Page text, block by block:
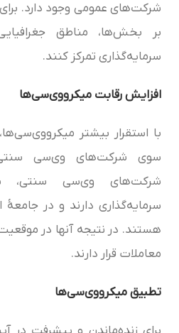
شرکت‌های عمومی وجود دارد.
بر بخش‌ها، مناطق
سرمایه‌گذاری تمرکز کنند.
افزایش رقابت میکرو‌وی‌سی‌ها
با استقرار بیشتر
سوی شرکت‌های وی‌سی
شرکت‌های وی‌سی سنتی،
سرمایه‌گذاری دارند و در
هستند. در نتیجه آنها در
معاملات قرار دارند.
تطبیق میکرو‌وی‌سی‌‌ها